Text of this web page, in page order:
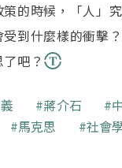
的時候，「人」
到什麼樣的衝擊
吧？
蔣介石
馬克思 社會